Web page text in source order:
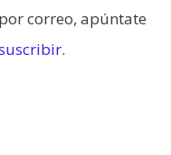
correo, apúntate
.